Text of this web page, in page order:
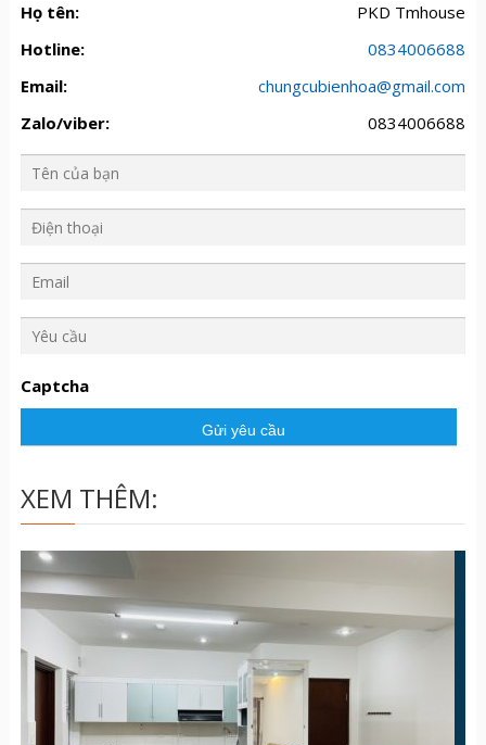
Họ tên:
PKD Tmhouse
Hotline:
0834006688
Email:
chungcubienhoa@gmail.com
Zalo/viber:
0834006688
c
ầ
Captcha
XEM THÊM: